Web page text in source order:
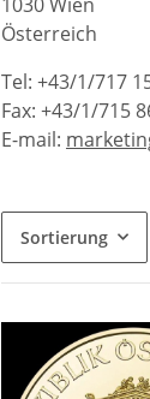
Österreich
Tel: +43/1/717
Fax: +43/1/715
E-mail:
Sortierung